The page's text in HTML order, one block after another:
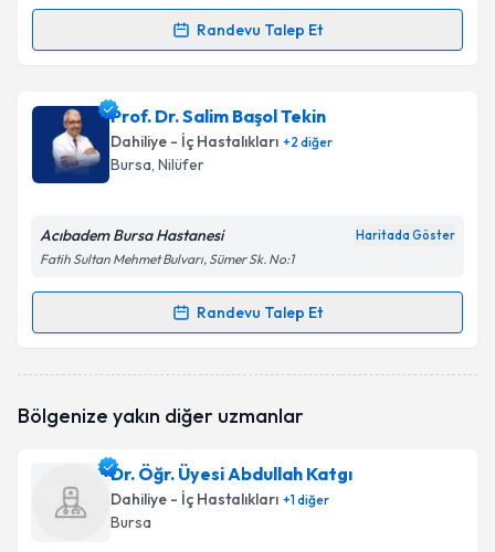
Randevu Talep Et
Randevu Takvimi Talebi
Doç. Dr. Ayla Gökmeniçin randevu takvimi talebi
oluşturun. Size bu uzmandan randevu almanız için bir
takvim hazırlandığında e-posta ile bilgilendireceğiz.
Kişisel verilerimin işlenmesine ilişkin
Metni'ni okudum ve kişisel verilerimin belirtilen
Takvim Talebini Gönder
Prof. Dr. Salim Başol Tekin
Dahiliye - İç Hastalıkları +2 diğer
Bursa, Nilüfer
Acıbadem Bursa Hastanesi Haritada Göster
Fatih Sultan Mehmet Bulvarı, Sümer Sk. No:1
Randevu Talep Et
Randevu Takvimi Talebi
talebi oluşturun. Size bu uzmandan randevu almanız
bilgilendireceğiz.
E-posta Adresiniz
Bölgenize yakın diğer uzmanlar
Dr. Öğr. Üyesi Abdullah Katgı
Dahiliye - İç Hastalıkları +1diğer
Bursa